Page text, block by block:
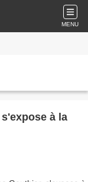
MENU
à la